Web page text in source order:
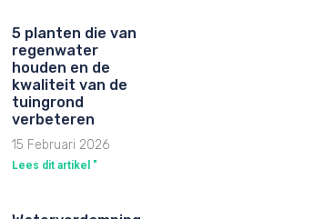
5 planten die van
regenwater
houden en de
kwaliteit van de
tuingrond
verbeteren
15 Februari 2026
Lees dit artikel "